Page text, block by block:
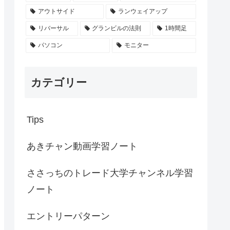
アウトサイド ランウェイアップ
リバーサル グランビルの法則 1時間足
パソコン モニター
カテゴリー
Tips
あきチャン動画学習ノート
ささっちのトレード大学チャンネル学習
ノート
エントリーパターン